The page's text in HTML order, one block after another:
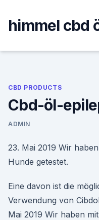
content
himmel cbd
CBD PRODUCTS
Cbd-öl-
ADMIN
23. Mai 2019 Wir
Hunde getestet.
Eine davon ist die
Verwendung von
Mai 2019 Wir haben